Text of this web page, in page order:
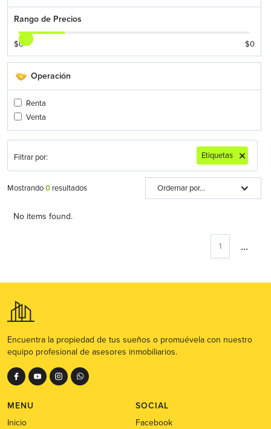
Rango de Precios
$0 $0
Operación
Renta
Venta
Filtrar por: Etiquetas
Mostrando0 resultados Ordernar por...
No items found.
1 ...
Encuentra la propiedad de tus sueños o promuévela con nuestro
equipo profesional de asesores inmobiliarios.
MENU
Inicio
SOCIAL
Facebook